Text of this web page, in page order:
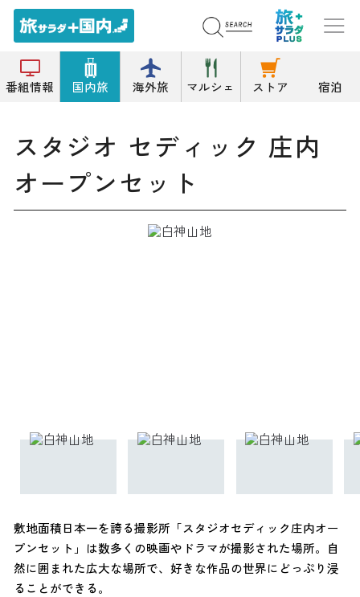
番組情報 国内旅 海外旅 マルシェ ストア 宿泊
トップ
その他の名所
スタジオ セディック 庄内オープンセット
スタジオ セディック 庄内
オープンセット
敷地面積日本一を誇る撮影所「スタジオセディック庄内オー
プンセット」は数多くの映画やドラマが撮影された場所。自
然に囲まれた広大な場所で、好きな作品の世界にどっぷり浸
ることができる。